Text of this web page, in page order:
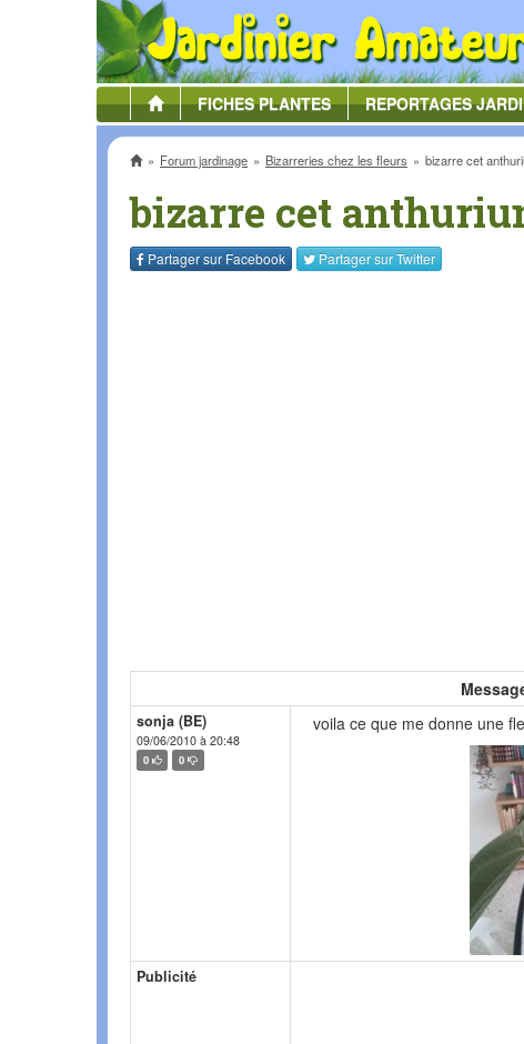
FICHESPLANTES REPORTAGES
AccueilForum jardinage Bizarreries chez les fleurs bizarre cet
bizarre cet
Partager sur Facebook Partager surTwitter
sonja (BE)
09/06/2010 à 20:48
0 0
voila ce que me donne une
Publicité